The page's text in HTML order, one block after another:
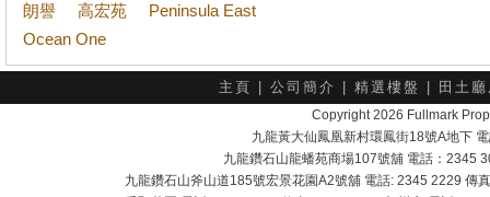
朗譽
高宏苑
Peninsula East
Ocean One
主頁 公司簡介 精選樓盤 田土
Copyright 2026 Fullmark
九龍黃大仙鳳凰新村環鳳街18號A地下
九龍鑽石山龍蟠苑商場107號舖 電話：2345
九龍鑽石山斧山道185號宏景花園A2號舖 電話: 2345 2229